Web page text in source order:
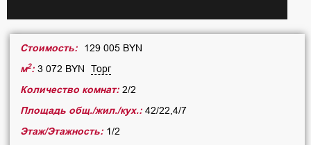
Стоимость:
129 005 BYN
м2:3 072 BYN
Торг
Количество комнат: 2/2
Площадь общ./жил./кух.: 42/22,4/7
Этаж/Этажность: 1/2